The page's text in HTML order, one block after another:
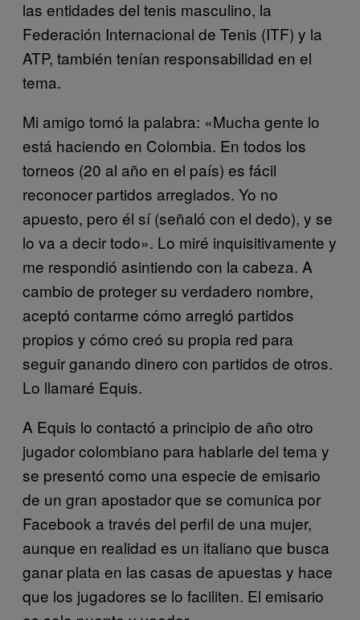
las entidades del tenis masculino, la
Federación Internacional de Tenis (ITF) y la
ATP, también tenían responsabilidad en el
tema.
Mi amigo tomó la palabra: «Mucha gente lo
está haciendo en Colombia. En todos los
torneos (20 al año en el país) es fácil
reconocer partidos arreglados. Yo no
apuesto, pero él sí (señaló con el dedo), y se
lo va a decir todo». Lo miré inquisitivamente y
me respondió asintiendo con la cabeza. A
cambio de proteger su verdadero nombre,
aceptó contarme cómo arregló partidos
propios y cómo creó su propia red para
seguir ganando dinero con partidos de otros.
Lo llamaré Equis.
A Equis lo contactó a principio de año otro
jugador colombiano para hablarle del tema y
se presentó como una especie de emisario
de un gran apostador que se comunica por
Facebook a través del perfil de una mujer,
aunque en realidad es un italiano que busca
ganar plata en las casas de apuestas y hace
que los jugadores se lo faciliten. El emisario